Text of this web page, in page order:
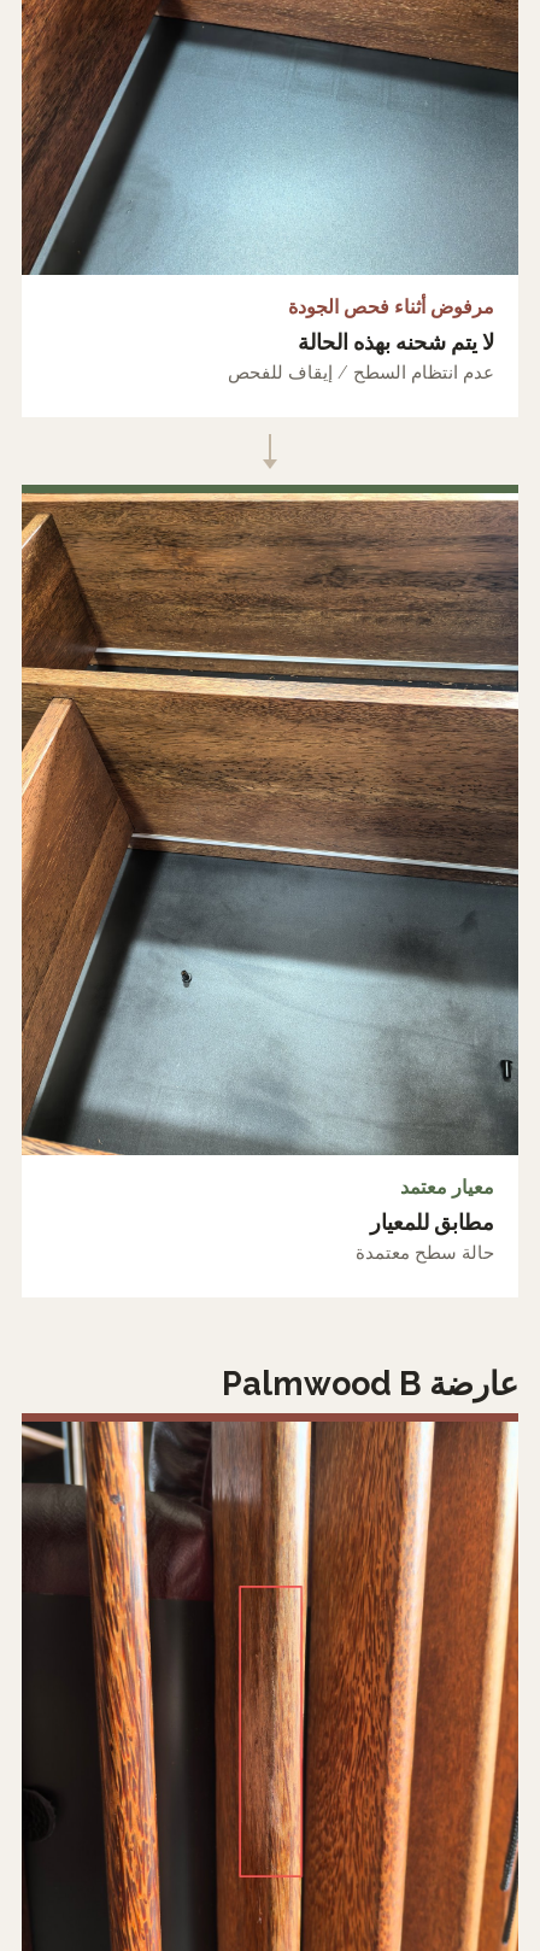
مرفوض أثناء فحص الجودة
لا يتم شحنه بهذه الحالة
عدم انتظام السطح / إيقاف للفحص
معيار معتمد
مطابق للمعيار
حالة سطح معتمدة
عارضة Palmwood B